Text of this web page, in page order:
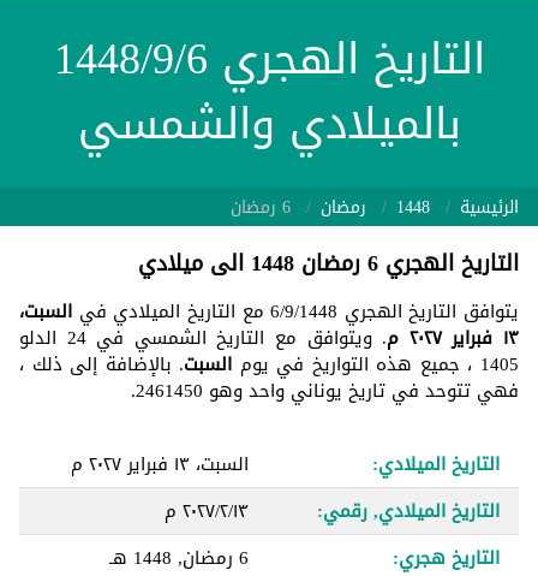
التاريخ الهجري 1448/9/6
بالميلادي والشمسي
الرئيسية 1448 رمضان 6 رمضان
التاريخ الهجري 6 رمضان 1448 الى ميلادي
يتوافق التاريخ الهجري 6/9/1448 مع التاريخ الميلادي في السبت،
١٣ فبراير ٢٠٢٧ م . ويتوافق مع التاريخ الشمسي في 24 الدلو
1405 ، جميع هذه التواريخ في يوم السبت. بالإضافة إلى ذلك ،
فهي تتوحد في تاريخ يوناني واحد وهو 2461450.
التاريخ الميلادي:
السبت، ١٣ فبراير ٢٠٢٧ م
التاريخ الميلادي, رقمي:
١٣‏/٢‏/٢٠٢٧ م
التاريخ هجري:
6 رمضان, 1448 هـ